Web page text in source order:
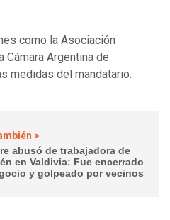
como la Asociación
Cámara Argentina de
medidas del mandatario.
>
abusó de trabajadora de
en Valdivia: Fue encerrado
y golpeado por vecinos